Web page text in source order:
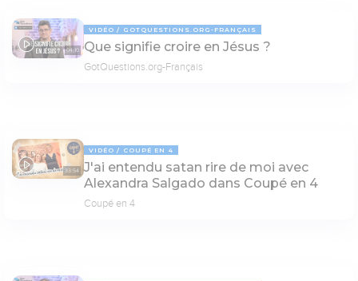
04:10
VIDÉO GOTQUESTIONS.ORG-FRANÇAIS
Que signifie croire en Jésus ?
GotQuestions.org-Français
33:54
VIDÉO COUPÉ EN 4
J'ai entendu satan rire de moi avec
Alexandra Salgado dans Coupé en 4
Coupé en 4